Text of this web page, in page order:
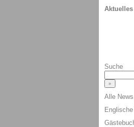
Aktuelles
Suche
Alle